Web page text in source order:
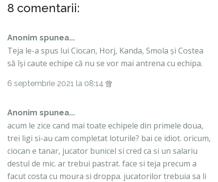
8 comentarii:
Anonim spunea...
Teja le-a spus lui Ciocan, Horj, Kanda, Smola și Costea
să își caute echipe că nu se vor mai antrena cu echipa.
6 septembrie 2021 la 08:14
Anonim spunea...
acum le zice cand mai toate echipele din primele doua,
trei ligi si-au cam completat loturile? bai ce idiot. oricum,
ciocan e tanar, jucator bunicel si cred ca si un salariu
destul de mic. ar trebui pastrat. face si teja precum a
facut costa cu moura si droppa. jucatorilor trebuia sa li